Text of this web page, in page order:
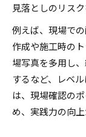
見落としのリス
例えば、現場で
作成や施工時の
場写真を多用し
するなど、レベ
は、現場確認の
め、実践力の向上